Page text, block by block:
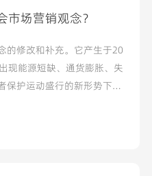
市场营销观念？
的修改和补充。它产生于20
现能源短缺、通货膨胀、失
保护运动盛行的新形势下。
普.科特勒最早提出了...